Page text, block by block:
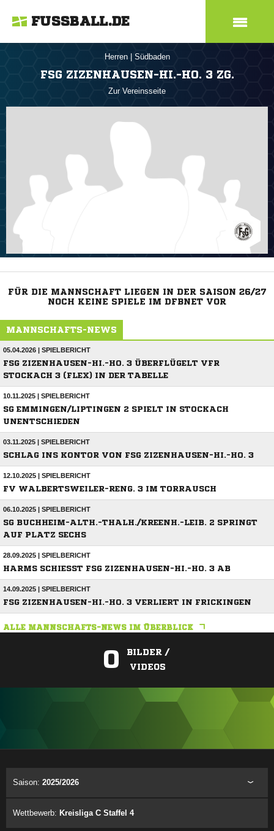
FUSSBALL.DE
Herren Südbaden
FSG ZIZENHAUSEN-HI.-HO. 3 ZG.
Zur Vereinsseite
FÜR DIE MANNSCHAFT LIEGEN IN DER SAISON 26/27
NOCH KEINE SPIELE IM DFBNET VOR
MANNSCHAFTS-NEWS
05.04.2026 | SPIELBERICHT
FSG ZIZENHAUSEN-HI.-HO. 3 ÜBERFLÜGELT VFR
STOCKACH 3 (FLEX) IN DER TABELLE
10.11.2025 | SPIELBERICHT
SG EMMINGEN/LIPTINGEN 2 SPIELT IN STOCKACH
UNENTSCHIEDEN
03.11.2025 | SPIELBERICHT
SCHLAG INS KONTOR VON FSG ZIZENHAUSEN-HI.-HO. 3
12.10.2025 | SPIELBERICHT
FV WALBERTSWEILER-RENG. 3 IM TORRAUSCH
06.10.2025 | SPIELBERICHT
SG BUCHHEIM-ALTH.-THALH./KREENH.-LEIB. 2 SPRINGT
AUF PLATZ SECHS
28.09.2025 | SPIELBERICHT
HARMS SCHIESST FSG ZIZENHAUSEN-HI.-HO. 3 AB
14.09.2025 | SPIELBERICHT
FSG ZIZENHAUSEN-HI.-HO. 3 VERLIERT IN FRICKINGEN
ALLE MANNSCHAFTS-NEWS IM ÜBERBLICK
0
BILDER /
VIDEOS
Saison: 2025/2026
Wettbewerb: Kreisliga C Staffel 4